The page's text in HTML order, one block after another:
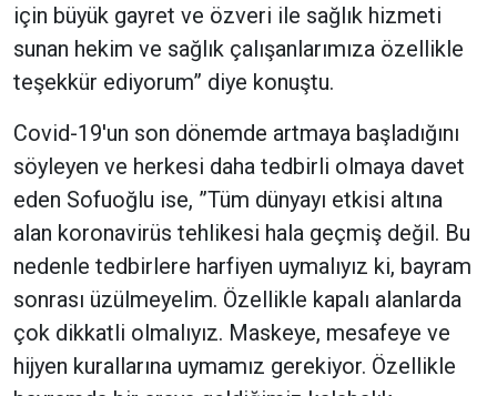
için büyük gayret ve özveri ile sağlık hizmeti
sunan hekim ve sağlık çalışanlarımıza özellikle
teşekkür ediyorum” diye konuştu.
Covid-19'un son dönemde artmaya başladığını
söyleyen ve herkesi daha tedbirli olmaya davet
eden Sofuoğlu ise, ”Tüm dünyayı etkisi altına
alan koronavirüs tehlikesi hala geçmiş değil. Bu
nedenle tedbirlere harfiyen uymalıyız ki, bayram
sonrası üzülmeyelim. Özellikle kapalı alanlarda
çok dikkatli olmalıyız. Maskeye, mesafeye ve
hijyen kurallarına uymamız gerekiyor. Özellikle